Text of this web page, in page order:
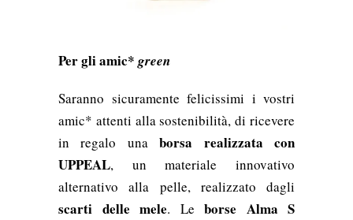
Per gli amic*green
Saranno sicuramente felicissimi i vostri
amic* attenti alla sostenibilità, di ricevere
in regalo unaborsa realizzata con
UPPEAL, un materiale innovativo
alternativo alla pelle, realizzato dagli
scarti delle mele. Le borse Alma S